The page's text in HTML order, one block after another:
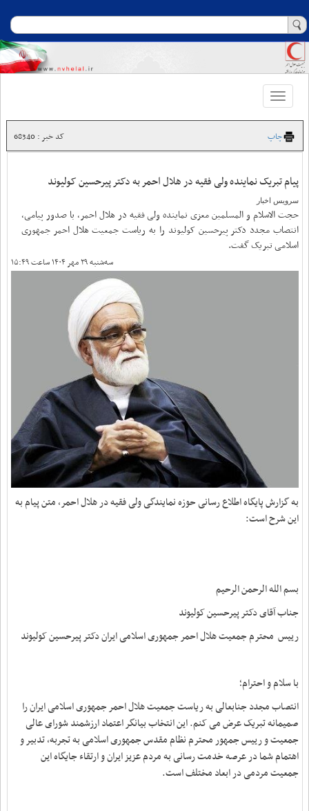
Toggle
navigation
چاپ کد خبر : 68340
پیام تبریک نماینده ولی فقیه در هلال احمر به دکتر پیرحسین کولیوند
سرویس اخبار
حجت الاسلام و المسلمین معزی نماینده ولی فقیه در هلال احمر، با صدور پیامی،
انتصاب مجدد دکتر پیرحسین کولیوند را به ریاست جمعیت هلال احمر جمهوری
اسلامی تبریک گفت.
سه‌شنبه ۲۹ مهر ۱۴۰۴ ساعت ۱۵:۴۹
به گزارش پایگاه اطلاع رسانی حوزه نمایندگی ولی فقیه در هلال احمر، متن پیام به
این شرح است:
بسم الله الرحمن الرحیم
جناب آقای دکتر پیرحسین کولیوند
رییس محترم جمعیت هلال احمر جمهوری اسلامی ایران دکتر پیرحسین کولیوند
با سلام و احترام؛
انتصاب مجدد جنابعالی به ریاست جمعیت هلال احمر جمهوری اسلامی ایران را
صمیمانه تبریک عرض می کنم. این انتخاب بیانگر اعتماد ارزشمند شورای عالی
جمعیت و رییس جمهور محترم نظام مقدس جمهوری اسلامی به تجربه، تدبیر و
اهتمام شما در عرصه خدمت رسانی به مردم عزیز ایران و ارتقاء جایگاه این
جمعیت مردمی در ابعاد مختلف است.